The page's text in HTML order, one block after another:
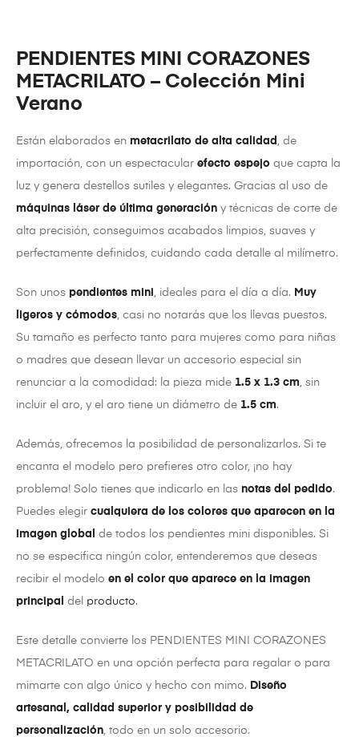
PENDIENTES MINI CORAZONES
METACRILATO – Colección Mini
Verano
Están elaborados en metacrilato de alta calidad
, de
importación, con un espectacular efecto espejo que capta la
luz y genera destellos sutiles y elegantes. Gracias al uso de
máquinas láser de última generación y técnicas de corte de
alta precisión, conseguimos acabados limpios, suaves y
perfectamente definidos, cuidando cada detalle al milímetro.
Son unos pendientes mini , ideales para el día a día. Muy
ligeros y cómodos , casi no notarás que los llevas puestos.
Su tamaño es perfecto tanto para mujeres como para niñas
o madres que desean llevar un accesorio especial sin
renunciar a la comodidad: la pieza mide 1.5 x 1.3 cm , sin
incluir el aro, y el aro tiene un diámetro de 1.5 cm.
Además, ofrecemos la posibilidad de personalizarlos. Si te
encanta el modelo pero prefieres otro color, ¡no hay
problema! Solo tienes que indicarlo en las notas del pedido.
Puedes elegir cualquiera de los colores que aparecen en la
imagen global
de todos los pendientes mini disponibles. Si
no se especifica ningún color, entenderemos que deseas
recibir el modelo en el color que aparece en la imagen
principal
del producto.
Este detalle convierte los PENDIENTES MINI CORAZONES
METACRILATO en una opción perfecta para regalar o para
mimarte con algo único y hecho con mimo. Diseño
artesanal, calidad superior y posibilidad de
personalización , todo en un solo accesorio.